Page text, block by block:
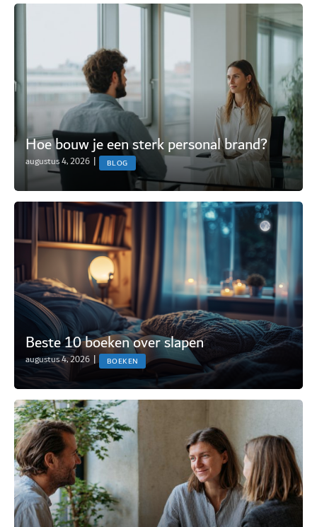
Hoe bouw je een sterk personal brand?
augustus 4, 2026 | BLOG
Beste 10 boeken over slapen
augustus 4, 2026 | BOEKEN